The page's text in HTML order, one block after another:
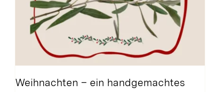
Weihnachten – ein handgemachtes